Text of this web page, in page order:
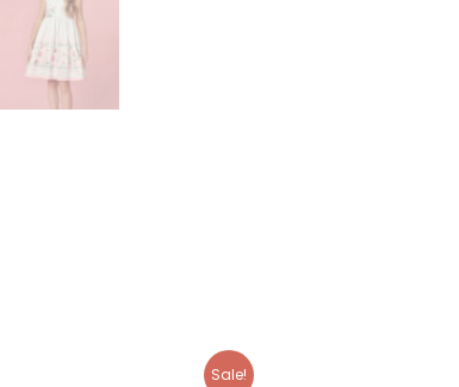
Sale!